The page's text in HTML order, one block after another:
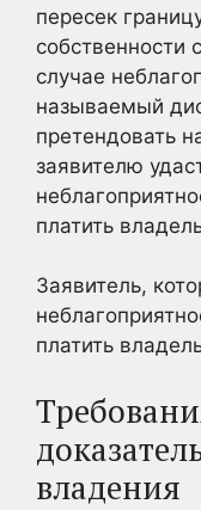
пересек
собственности
случае
называемый
претендовать
заявителю
платить
Заявитель,
платить
владения